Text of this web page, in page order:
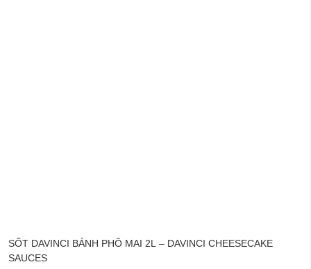
SỐT DAVINCI BÁNH PHÔ MAI 2L – DAVINCI CHEESECAKE
SAUCES